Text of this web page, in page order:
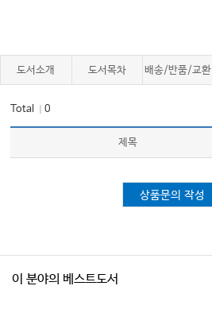
도서소개 도서목차 배송/반품/교환
Total ｜0
제목
상품문의 작성
이 분야의 베스트도서